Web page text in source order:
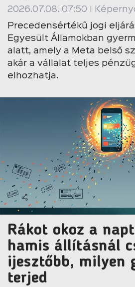
2026.07.08. 07:50 |
Precedensértékű jogi
Egyesült Államokban
alatt, amely a Meta belső
akár a vállalat teljes
elhozhatja.
Rákot okoz a
hamis állításnál
ijesztőbb, milyen
terjed